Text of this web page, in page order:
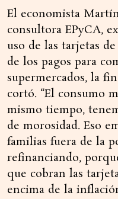
El economista
consultora EPyCA,
uso de las tarjetas
de los pagos para
supermercados, la
cortó. “El consumo
mismo tiempo,
de morosidad. Eso
familias fuera de la
refinanciando,
que cobran las
encima de la